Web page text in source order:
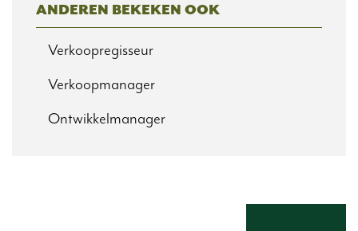
ANDEREN BEKEKEN OOK
Verkoopregisseur
Verkoopmanager
Ontwikkelmanager